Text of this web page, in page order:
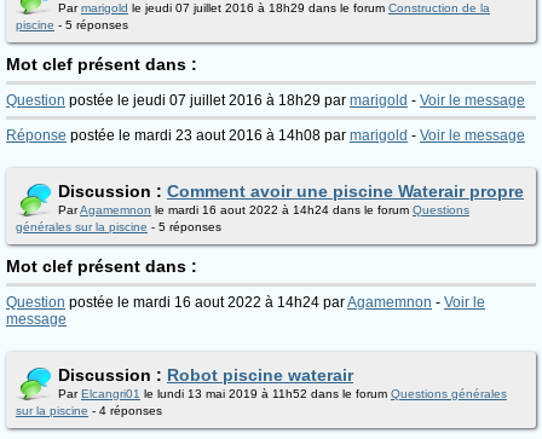
Parmarigold le jeudi 07 juillet 2016 à 18h29 dans le forum Construction de la
piscine - 5 réponses
Mot clef présent dans :
Question postée le jeudi 07 juillet 2016 à 18h29 par marigold - Voir le message
Réponse postée le mardi 23 aout 2016 à 14h08 par marigold - Voir le message
Discussion : Comment avoir une piscine Waterair propre
ParAgamemnon le mardi 16 aout 2022 à 14h24 dans le forum Questions
générales sur la piscine - 5 réponses
Mot clef présent dans :
Question postée le mardi 16 aout 2022 à 14h24 parAgamemnon - Voir le
message
Discussion : Robot piscine waterair
ParElcangri01 le lundi 13 mai 2019 à 11h52 dans le forum Questions générales
sur la piscine - 4 réponses